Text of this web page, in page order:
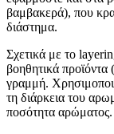
βαμβακερά), που
διάστημα.
Σχετικά με το
βοηθητικά
γραμμή.
τη διάρκεια του
ποσότητα αρώματος.